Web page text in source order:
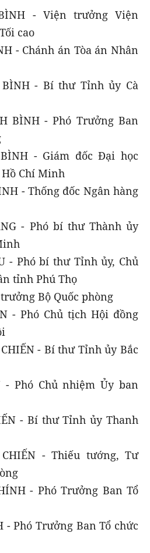
- Viện trưởng Viện
cao
- Chánh án Tòa án Nhân
BÌNH - Bí thư Tỉnh ủy Cà
BÌNH - Phó Trưởng Ban
- Giám đốc Đại học
Chí Minh
- Thống đốc Ngân hàng
- Phó bí thư Thành ủy
- Phó bí thư Tỉnh ủy, Chủ
tỉnh Phú Thọ
Bộ Quốc phòng
- Phó Chủ tịch Hội đồng
- Bí thư Tỉnh ủy Bắc
- Phó Chủ nhiệm Ủy ban
- Bí thư Tỉnh ủy Thanh
CHIẾN - Thiếu tướng, Tư
- Phó Trưởng Ban Tổ
- Phó Trưởng Ban Tổ chức